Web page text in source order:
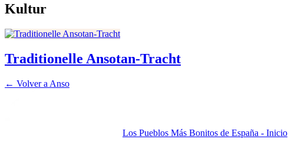
Kultur
Traditionelle Ansotan-Tracht
← Volver a Anso
Los Pueblos Más Bonitos de España - Inicio